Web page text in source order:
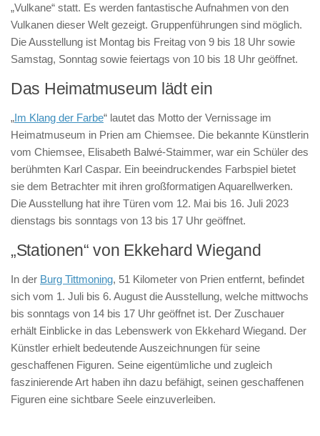
„Vulkane“ statt. Es werden fantastische Aufnahmen von den
Vulkanen dieser Welt gezeigt. Gruppenführungen sind möglich.
Die Ausstellung ist Montag bis Freitag von 9 bis 18 Uhr sowie
Samstag, Sonntag sowie feiertags von 10 bis 18 Uhr geöffnet.
Das Heimatmuseum lädt ein
„Im Klang der Farbe“ lautet das Motto der Vernissage im
Heimatmuseum in Prien am Chiemsee. Die bekannte Künstlerin
vom Chiemsee, Elisabeth Balwé-Staimmer, war ein Schüler des
berühmten Karl Caspar. Ein beeindruckendes Farbspiel bietet
sie dem Betrachter mit ihren großformatigen Aquarellwerken.
Die Ausstellung hat ihre Türen vom 12. Mai bis 16. Juli 2023
dienstags bis sonntags von 13 bis 17 Uhr geöffnet.
„Stationen“ von Ekkehard Wiegand
In der Burg Tittmoning, 51 Kilometer von Prien entfernt, befindet
sich vom 1. Juli bis 6. August die Ausstellung, welche mittwochs
bis sonntags von 14 bis 17 Uhr geöffnet ist. Der Zuschauer
erhält Einblicke in das Lebenswerk von Ekkehard Wiegand. Der
Künstler erhielt bedeutende Auszeichnungen für seine
geschaffenen Figuren. Seine eigentümliche und zugleich
faszinierende Art haben ihn dazu befähigt, seinen geschaffenen
Figuren eine sichtbare Seele einzuverleiben.